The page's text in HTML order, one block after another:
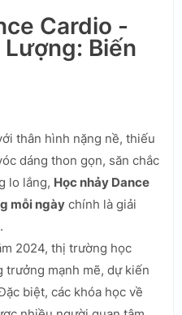
Cardio -
Biến
thân hình nặng nề, thiếu
dáng thon gọn, săn chắc
lo lắng, Học nhảy Dance
mỗi ngày chính là giải
2024, thị trường học
trưởng mạnh mẽ, dự kiến
biệt, các khóa học về